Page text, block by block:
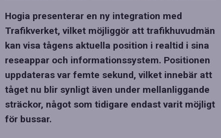
Hogia presenterar en ny integration med
Trafikverket, vilket möjliggör att trafikhuvudmän
kan visa tågens aktuella position i realtid i sina
reseappar och informationssystem. Positionen
uppdateras var femte sekund, vilket innebär att
tåget nu blir synligt även under mellanliggande
sträckor, något som tidigare endast varit möjligt
för bussar.